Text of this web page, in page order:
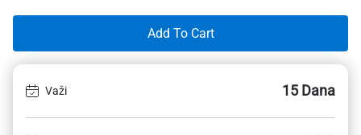
Add To Cart
Važi 15 Dana